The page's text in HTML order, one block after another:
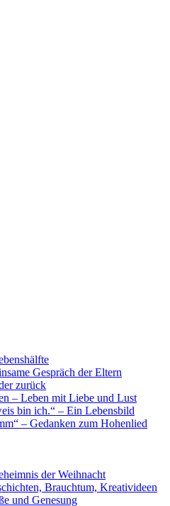
Gespräch der Eltern
zurück
– Leben mit Liebe und Lust
bin ich.“ – Ein Lebensbild
– Gedanken zum Hohenlied
der Weihnacht
Brauchtum, Kreativideen
und Genesung